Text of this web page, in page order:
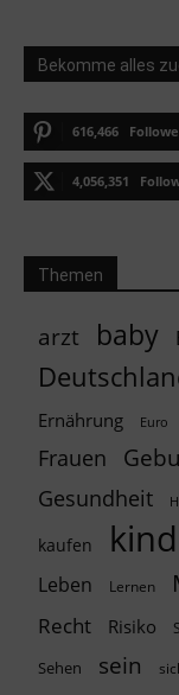
Bekomme alles
616,466
4,056,351
Themen
arzt baby
Ernährung Euro
Frauen
Gesundheit
kaufen kind
Leben Lernen
Recht Risiko
Sehen sein